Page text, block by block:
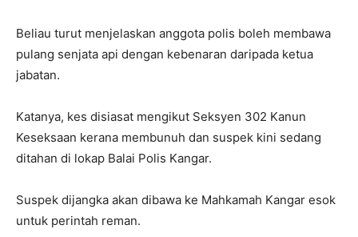
Beliau turut menjelaskan anggota polis boleh membawa
pulang senjata api dengan kebenaran daripada ketua
jabatan.
Katanya, kes disiasat mengikut Seksyen 302 Kanun
Keseksaan kerana membunuh dan suspek kini sedang
ditahan di lokap Balai Polis Kangar.
Suspek dijangka akan dibawa ke Mahkamah Kangar esok
untuk perintah reman.